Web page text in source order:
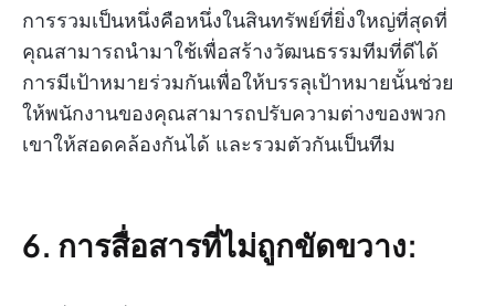
การรวมเป็นหนึ่งคือหนึ่งในสินทรัพย์ที่ยิ่งใหญ่ที่สุดที่
คุณสามารถนำมาใช้เพื่อสร้างวัฒนธรรมทีมที่ดีได้
การมีเป้าหมายร่วมกันเพื่อให้บรรลุเป้าหมายนั้นช่วย
ให้พนักงานของคุณสามารถปรับความต่างของพวก
เขาให้สอดคล้องกันได้ และรวมตัวกันเป็นทีม
6. การสื่อสารที่ไม่ถูกขัดขวาง: